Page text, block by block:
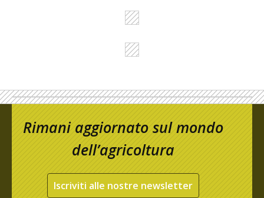
Rimani aggiornato sul mondo
dell’agricoltura
Iscriviti alle nostre newsletter